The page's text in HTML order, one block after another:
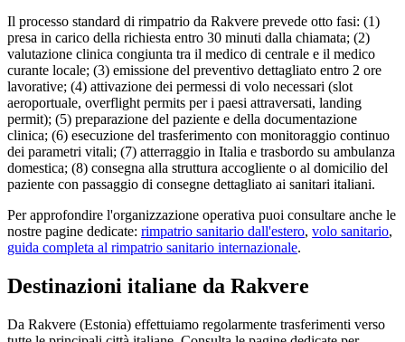
Il processo standard di rimpatrio da Rakvere prevede otto fasi: (1)
presa in carico della richiesta entro 30 minuti dalla chiamata; (2)
valutazione clinica congiunta tra il medico di centrale e il medico
curante locale; (3) emissione del preventivo dettagliato entro 2 ore
lavorative; (4) attivazione dei permessi di volo necessari (slot
aeroportuale, overflight permits per i paesi attraversati, landing
permit); (5) preparazione del paziente e della documentazione
clinica; (6) esecuzione del trasferimento con monitoraggio continuo
dei parametri vitali; (7) atterraggio in Italia e trasbordo su ambulanza
domestica; (8) consegna alla struttura accogliente o al domicilio del
paziente con passaggio di consegne dettagliato ai sanitari italiani.
Per approfondire l'organizzazione operativa puoi consultare anche le
nostre pagine dedicate: rimpatrio sanitario dall'estero, volo sanitario,
guida completa al rimpatrio sanitario internazionale.
Destinazioni italiane da Rakvere
Da Rakvere (Estonia) effettuiamo regolarmente trasferimenti verso